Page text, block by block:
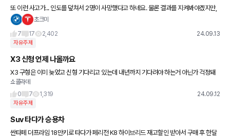
또 이런 사고가... 인도를 덮쳐서 2명이 사망했다고 하네요. 물론 결과를 지켜봐야겠지만,
급발진 주장 사고들을 보면 하나같이 고령운전자인건 참 애석하네요. 65세 이상부턴 매
초크미
7
17 2,402 24.09.13
자유주제
X3 신형 언제 나올까요
X3 구형은 이미 늦었고 신형 기다리고 있는데 내년까지 기다려야 하는거 아닌가 걱정돼
서요 ㅠㅠ
쇼콜라데
0
7 1,319 24.09.12
자유주제
Suv 타다가 승용차
싼타페 더프라임 18만키로 타다가 페리전 K8 하이브리드 재고할인 받아서 구매 후 한달